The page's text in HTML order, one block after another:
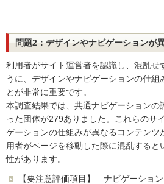
問題2：デザインやナビゲーションが
利用者がサイト運営者を認識し、混乱せ
うに、デザインやナビゲーションの仕組
とが非常に重要です。
本調査結果では、共通ナビゲーションの
った団体が279ありました。これらのサ
ゲーションの仕組みが異なるコンテンツ
用者がページを移動した際に混乱する
性があります。
【要注意評価項目】 ナビゲーション